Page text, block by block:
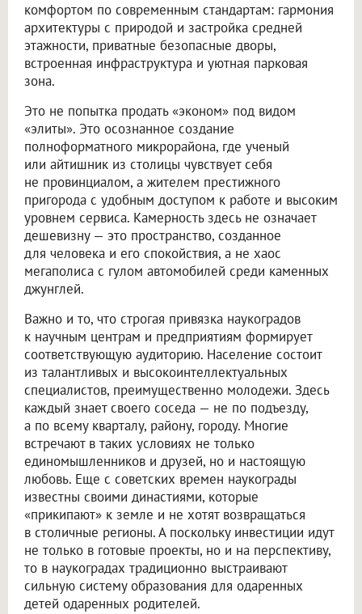
комфортом по современным стандартам: гармония
архитектуры с природой и застройка средней
этажности, приватные безопасные дворы,
встроенная инфраструктура и уютная парковая
зона.
Это не попытка продать «эконом» под видом
«элиты». Это осознанное создание
полноформатного микрорайона, где ученый
или айтишник из столицы чувствует себя
не провинциалом, а жителем престижного
пригорода с удобным доступом к работе и высоким
уровнем сервиса. Камерность здесь не означает
дешевизну — это пространство, созданное
для человека и его спокойствия, а не хаос
мегаполиса с гулом автомобилей среди каменных
джунглей.
Важно и то, что строгая привязка наукоградов
к научным центрам и предприятиям формирует
соответствующую аудиторию. Население состоит
из талантливых и высокоинтеллектуальных
специалистов, преимущественно молодежи. Здесь
каждый знает своего соседа — не по подъезду,
а по всему кварталу, району, городу. Многие
встречают в таких условиях не только
единомышленников и друзей, но и настоящую
любовь. Еще с советских времен наукограды
известны своими династиями, которые
«прикипают» к земле и не хотят возвращаться
в столичные регионы. А поскольку инвестиции идут
не только в готовые проекты, но и на перспективу,
то в наукоградах традиционно выстраивают
сильную систему образования для одаренных
детей одаренных родителей.